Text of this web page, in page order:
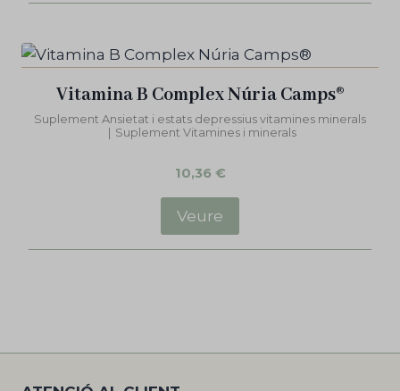
Vitamina B Complex Núria Camps®
Suplement Ansietat i estats depressius vitamines minerals
Suplement Vitamines i minerals
10,36 €
Veure